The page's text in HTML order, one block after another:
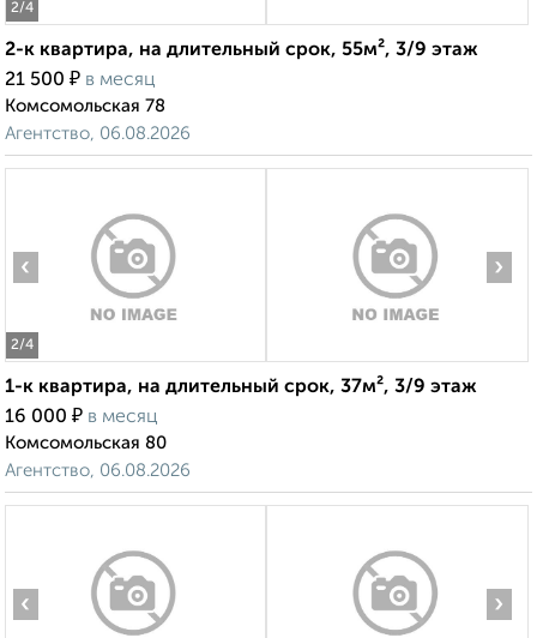
2/4
2-к квартира, на длительный срок, 55м², 3/9 этаж
21 500 ₽ в месяц
Комсомольская 78
Агентство, 06.08.2026
2/4
‹ ›
1-к квартира, на длительный срок, 37м², 3/9 этаж
16 000 ₽ в месяц
Комсомольская 80
Агентство, 06.08.2026
‹ ›